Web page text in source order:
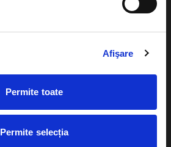
Afişare
Permite toate
Permite selecția
Plata online sau cash
eBilet printat acasa